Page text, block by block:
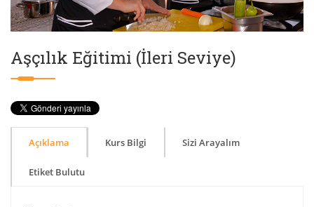
Aşçılık Eğitimi (İleri Seviye)
Açıklama Kurs Bilgi Sizi Arayalım
Etiket Bulutu